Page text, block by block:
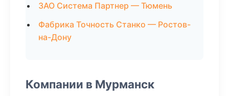
ЗАО Система Партнер — Тюмень
Фабрика Точность Станко — Ростов-
на-Дону
Компании в Мурманск